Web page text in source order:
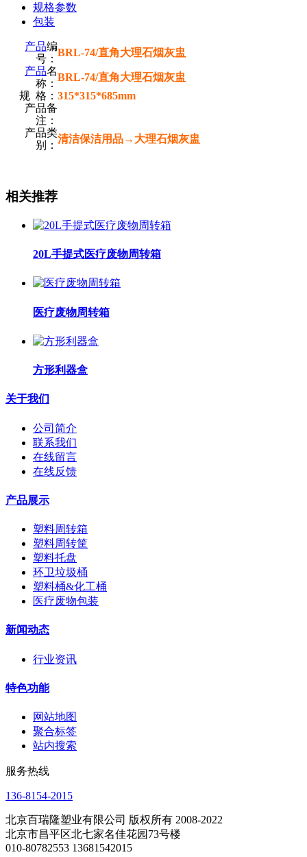
规格参数
包装
产品编
号：
BRL-74/直角大理石烟灰盅
产品名
称：
BRL-74/直角大理石烟灰盅
规 格： 315*315*685mm
产品备
注：
产品类
别：
清洁保洁用品→大理石烟灰盅
相关推荐
20L手提式医疗废物周转箱
医疗废物周转箱
方形利器盒
关于我们
公司简介
联系我们
在线留言
在线反馈
产品展示
塑料周转箱
塑料周转筐
塑料托盘
环卫垃圾桶
塑料桶&化工桶
医疗废物包装
新闻动态
行业资讯
特色功能
网站地图
聚合标签
站内搜索
服务热线
136-8154-2015
北京百瑞隆塑业有限公司 版权所有 2008-2022
北京市昌平区北七家名佳花园73号楼
010-80782553 13681542015